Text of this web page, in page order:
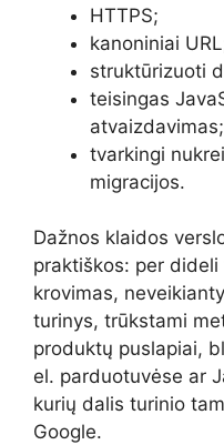
HTTPS;
kanoniniai
struktūrizuoti
teisingas
atvaizdavimas;
tvarkingi
migracijos.
Dažnos klaidos
praktiškos: per
krovimas,
turinys, trūkstami
produktų puslapiai,
el. parduotuvėse ar
kurių dalis turinio
Google.